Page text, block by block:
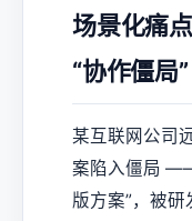
场景化痛
“协作僵局
某互联网公司
案陷入僵局
版方案”，被